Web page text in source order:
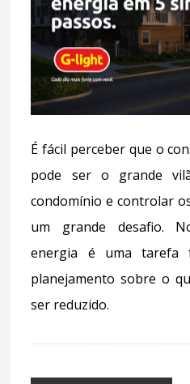
É fácil perceber que o
pode ser o grande
condomínio e controlar
um grande desafio.
energia é uma tarefa
planejamento sobre o
ser reduzido.